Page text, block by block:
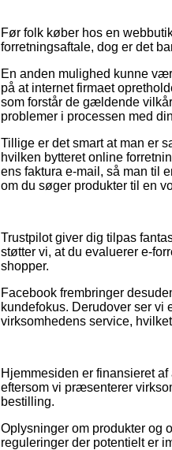
Før folk køber hos en
forretningsaftale, dog er det
En anden mulighed kunne
på at internet firmaet
som forstår de gældende
problemer i processen med
Tillige er det smart at man er
hvilken bytteret online
ens faktura e-mail, så man til
om du søger produkter til en
Trustpilot giver dig tilpas
støtter vi, at du evaluerer e-
shopper.
Facebook frembringer
kundefokus. Derudover ser vi
virksomhedens service,
Hjemmesiden er finansieret
eftersom vi præsenterer
bestilling.
Oplysninger om produkter og
reguleringer der potentielt er